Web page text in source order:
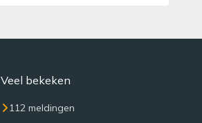
Veel bekeken
112 meldingen